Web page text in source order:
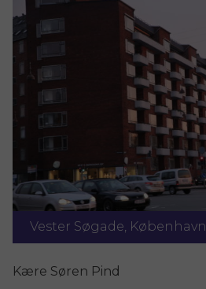
Vester Søgade, København
Kære Søren Pind